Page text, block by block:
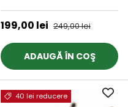
Spirala de Cupru -
Protectie
Preț de vânzare
199,00 lei Preț obișnuit
249,00 lei
ADAUGĂ ÎN COŞ
40 lei reducere